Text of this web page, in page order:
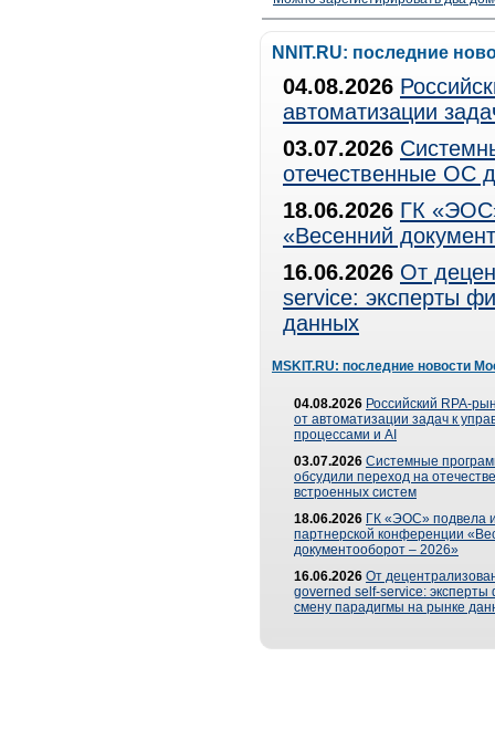
NNIT.RU: последние
04.08.2026
автоматизации
03.07.2026
отечественные ОС
18.06.2026 ГК
«Весенний
16.06.2026 От
service: эксперты
данных
MSKIT.RU: последние новости
04.08.2026 Российский RPA-
от автоматизации задач к
процессами и AI
03.07.2026 Системные
обсудили переход на
встроенных систем
18.06.2026 ГК «ЭОС» подвела
партнерской конференции
документооборот – 2026»
16.06.2026 От
governed self-service: эксперты
смену парадигмы на рынке